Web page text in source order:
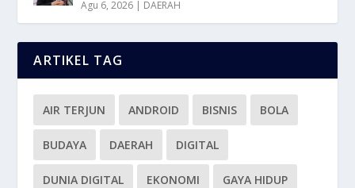
Agu 6, 2026 | DAERAH
ARTIKEL TAG
AIR TERJUN ANDROID BISNIS BOLA
BUDAYA DAERAH DIGITAL
DUNIA DIGITAL EKONOMI GAYA HIDUP